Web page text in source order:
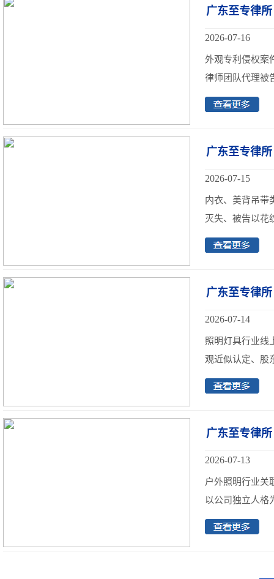
广东至专律
2026-07-16
外观专利侵权案
律师团队代理被
广东至专律
2026-07-15
内衣、美背吊带
灭失、被告以花
广东至专律
2026-07-14
照明灯具行业线
观近似认定、股
广东至专律
2026-07-13
户外照明行业关
以公司独立人格